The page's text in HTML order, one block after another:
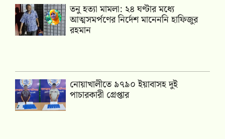
তনু হত্যা মামলা: ২৪ ঘণ্টার মধ্যে
আত্মসমর্পণের নির্দেশ মানেননি হাফিজুর
রহমান
নোয়াখালীতে ৯৭৯০ ইয়াবাসহ দুই
পাচারকারী গ্রেপ্তার